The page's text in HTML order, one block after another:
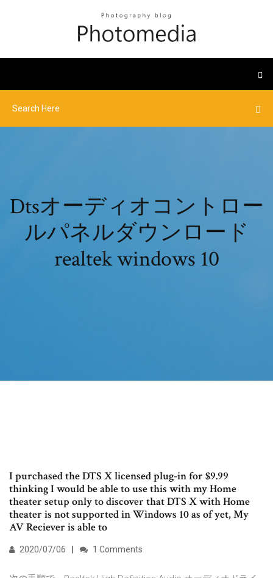
Dtsオーディオコントロー
ルパネルダウンロード
realtek windows 10
I purchased the DTS X licensed plug-in for $9.99
thinking I would be able to use this with my Home
theater setup only to discover that DTS X with Home
theater is not supported in Windows 10 as of yet, My
AV Reciever is able to
2020/07/06 1 Comments